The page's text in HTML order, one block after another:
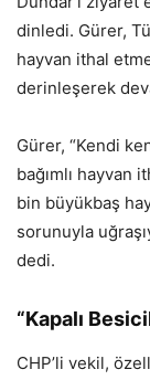
dinledi. Gürer,
hayvan ithal
derinleşerek
Gürer, “Kendi
bağımlı hayvan
bin büyükbaş
sorunuyla
dedi.
“Kapalı
CHP’li vekil,